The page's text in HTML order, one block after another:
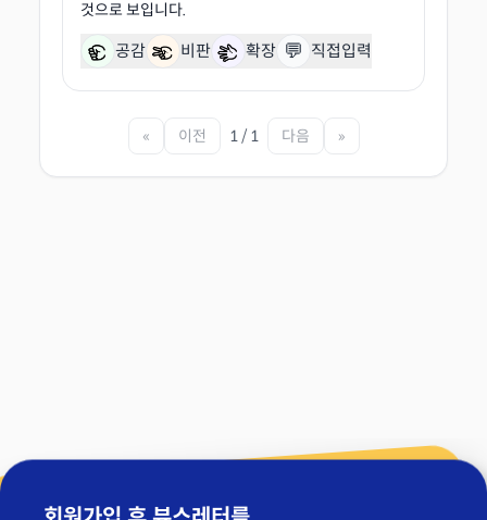
공감 비판 확장 💬 직접입력
« 이전 1 / 1 다음 »